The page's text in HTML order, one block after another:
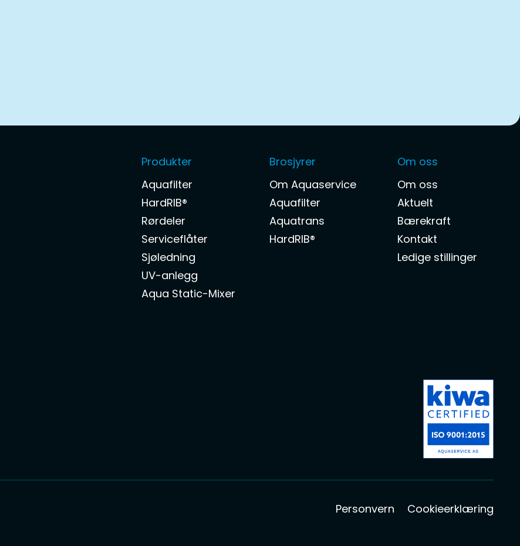
Produkter
Aquafilter
HardRIB®
Rørdeler
Serviceflåter
Sjøledning
UV-anlegg
Aqua Static-Mixer
Brosjyrer
Om Aquaservice
Aquafilter
Aquatrans
HardRIB®
Om oss
Om oss
Aktuelt
Bærekraft
Kontakt
Ledige stillinger
Personvern Cookieerklæring